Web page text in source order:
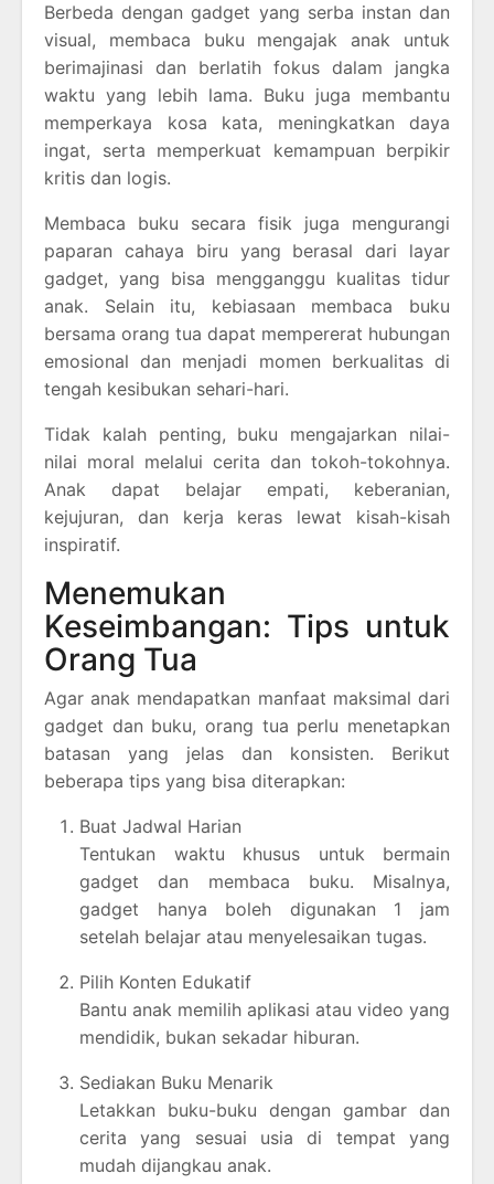
Berbeda dengan gadget yang serba instan dan
visual, membaca buku mengajak anak untuk
berimajinasi dan berlatih fokus dalam jangka
waktu yang lebih lama. Buku juga membantu
memperkaya kosa kata, meningkatkan daya
ingat, serta memperkuat kemampuan berpikir
kritis dan logis.
Membaca buku secara fisik juga mengurangi
paparan cahaya biru yang berasal dari layar
gadget, yang bisa mengganggu kualitas tidur
anak. Selain itu, kebiasaan membaca buku
bersama orang tua dapat mempererat hubungan
emosional dan menjadi momen berkualitas di
tengah kesibukan sehari-hari.
Tidak kalah penting, buku mengajarkan nilai-
nilai moral melalui cerita dan tokoh-tokohnya.
Anak dapat belajar empati, keberanian,
kejujuran, dan kerja keras lewat kisah-kisah
inspiratif.
Menemukan
Keseimbangan: Tips untuk
Orang Tua
Agar anak mendapatkan manfaat maksimal dari
gadget dan buku, orang tua perlu menetapkan
batasan yang jelas dan konsisten. Berikut
beberapa tips yang bisa diterapkan:
Buat Jadwal Harian
Tentukan waktu khusus untuk bermain
gadget dan membaca buku. Misalnya,
gadget hanya boleh digunakan 1 jam
setelah belajar atau menyelesaikan tugas.
Pilih Konten Edukatif
Bantu anak memilih aplikasi atau video yang
mendidik, bukan sekadar hiburan.
Sediakan Buku Menarik
Letakkan buku-buku dengan gambar dan
cerita yang sesuai usia di tempat yang
mudah dijangkau anak.